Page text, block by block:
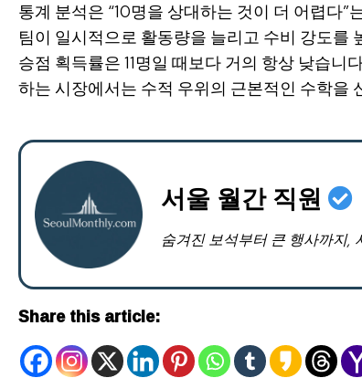
통계 분석은 “10명을 상대하는 것이 더 어렵다
팀이 일시적으로 활동량을 늘리고 수비 강도를
승점 획득률은 11명일 때보다 거의 항상 낮습니
하는 시장에서는 수적 우위의 근본적인 수학을
서울 월간 직원
숨겨진 보석부터 큰 행사까지,
Share this article: